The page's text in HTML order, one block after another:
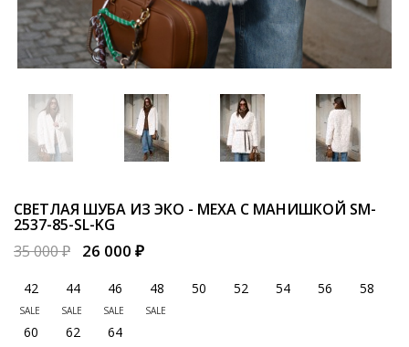
СВЕТЛАЯ ШУБА ИЗ ЭКО - МЕХА С МАНИШКОЙ SM-
2537-85-SL-KG
35 000 ₽
26 000 ₽
42
SALE
44
SALE
46
SALE
48
SALE
50 52 54 56 58
60 62 64